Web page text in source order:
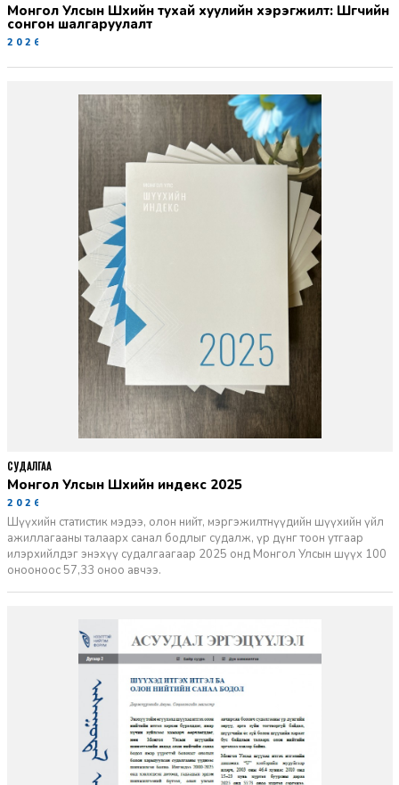
Монгол Улсын Шүүхийн тухай хуулийн хэрэгжилт: Шүүгчийн
сонгон шалгаруулалт
2026-06-19
Монгол Улсын Шүүхийн индекс 2025
2026-06-11
Шүүхийн статистик мэдээ, олон нийт, мэргэжилтнүүдийн шүүхийн үйл
ажиллагааны талаарх санал бодлыг судалж, үр дүнг тоон утгаар
илэрхийлдэг энэхүү судалгаагаар 2025 онд Монгол Улсын шүүх 100
онооноос 57,33 оноо авчээ.
СУДАЛГАА